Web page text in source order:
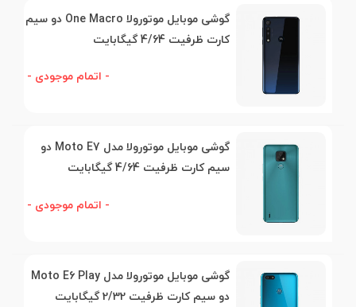
گوشی موبایل موتورولا One Macro دو سیم
کارت ظرفیت 4/64 گیگابایت
- اتمام موجودی -
گوشی موبایل موتورولا مدل Moto E7 دو
سیم کارت ظرفیت 4/64 گیگابایت
- اتمام موجودی -
گوشی موبایل موتورولا مدل Moto E6 Play
دو سیم کارت ظرفیت 2/32 گیگابایت